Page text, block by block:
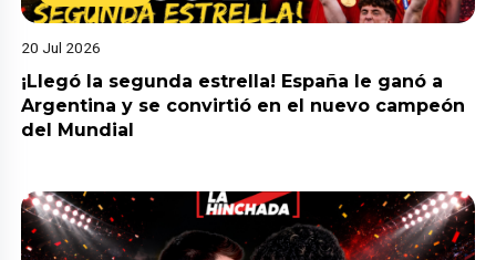
20 Jul 2026
¡Llegó la segunda estrella! España le ganó a
Argentina y se convirtió en el nuevo campeón
del Mundial